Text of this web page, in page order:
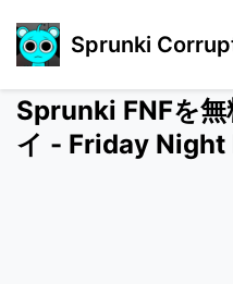
Sprunki
Sprunki FNFを
イ - Friday